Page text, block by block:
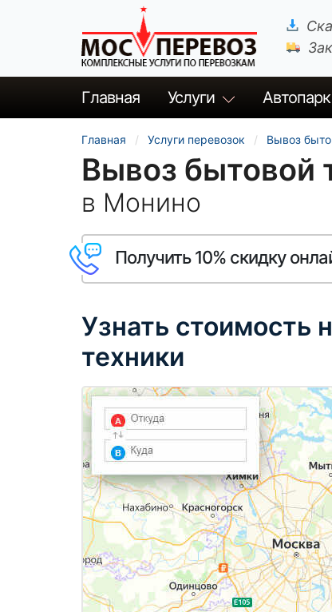
Главная Услуги Автопарк
Главная Услуги перевозок Вывоз
Вывоз бытовой
в Монино
Получить 10% скидку
Узнать стоимость
техники